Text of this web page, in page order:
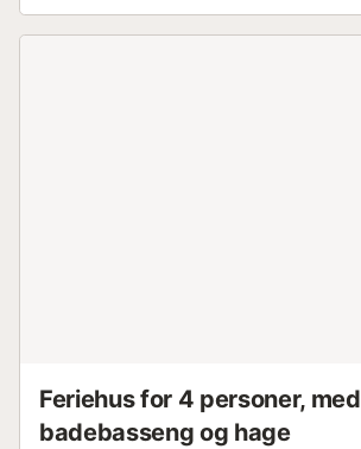
Feriehus for 4 personer, med
badebasseng og hage